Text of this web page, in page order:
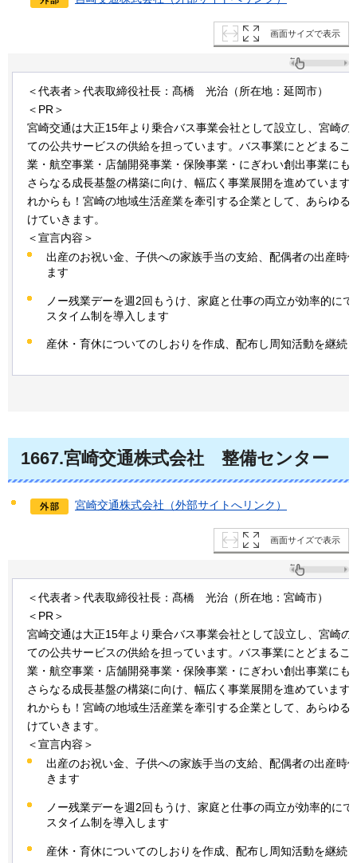
画面サイズで表示
＜代表者＞代表取締役社長：髙橋 光治 （所在地：延岡市）
＜PR＞
宮崎交通は大正15年より乗合バス事業会社として設立し、宮崎の
ての公共サービスの供給を担っています。バス事業にとどまるこ
業・航空事業・店舗開発事業・保険事業・にぎわい創出事業にも
さらなる成長基盤の構築に向け、幅広く事業展開を進めています
れからも！宮崎の地域生活産業を牽引する企業として、あらゆる
けていきます。
＜宣言内容＞
出産のお祝い金、子供への家族手当の支給、配偶者の出産時
ます
ノー残業デーを週2回もうけ、家庭と仕事の両立が効率的に
スタイム制を導入します
産休・育休についてのしおりを作成、配布し周知活動を継続
1667.宮崎交通株式会社 整備センター
宮崎交通株式会社（外部サイトへリンク）
画面サイズで表示
＜代表者＞代表取締役社長：髙橋 光治 （所在地：宮崎市）
＜PR＞
宮崎交通は大正15年より乗合バス事業会社として設立し、宮崎の
ての公共サービスの供給を担っています。バス事業にとどまるこ
業・航空事業・店舗開発事業・保険事業・にぎわい創出事業にも
さらなる成長基盤の構築に向け、幅広く事業展開を進めています
れからも！宮崎の地域生活産業を牽引する企業として、あらゆる
けていきます。
＜宣言内容＞
出産のお祝い金、子供への家族手当の支給、配偶者の出産時
きます
ノー残業デーを週2回もうけ、家庭と仕事の両立が効率的に
スタイム制を導入します
産休・育休についてのしおりを作成、配布し周知活動を継続